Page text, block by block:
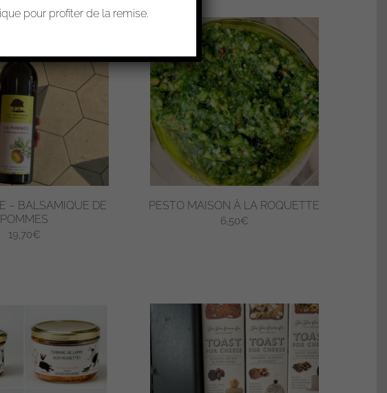
– BALSAMIQUE DE
POMMES
19,70€
PESTO MAISON À LA ROQUETTE
6,50€
pour profiter de la remise.